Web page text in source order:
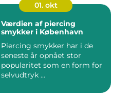
01. okt
Værdien af piercing
smykker i København
Piercing smykker har i de
seneste år opnået stor
popularitet som en form for
selvudtryk ...